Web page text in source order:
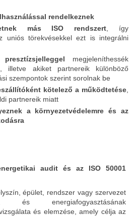
rendelkeznek
más ISO rendszert , így
uniós törekvésekkel ezt is integrálni
megjeleníthessék
illetve akiket partnereik különböző
szempontok szerint sorolnak be
kötelező a működtetése
partnereik miatt
a környezetvédelemre és az
audit és az ISO 50001
épület, rendszer vagy szervezet
és energiafogyasztásának
és elemzése, amely célja az